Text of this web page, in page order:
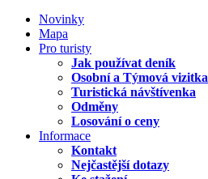
Novinky
Mapa
Pro turisty
Jak používat deník
Osobní a Týmová vizitka
Turistická návštívenka
Odměny
Losování o ceny
Informace
Kontakt
Nejčastější dotazy